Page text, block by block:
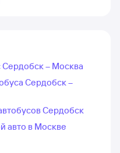
Сердобск – Москва
Сердобск –
Сердобск
авто в Москве